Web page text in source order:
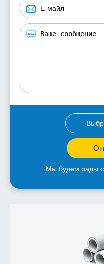
Мы будем рады